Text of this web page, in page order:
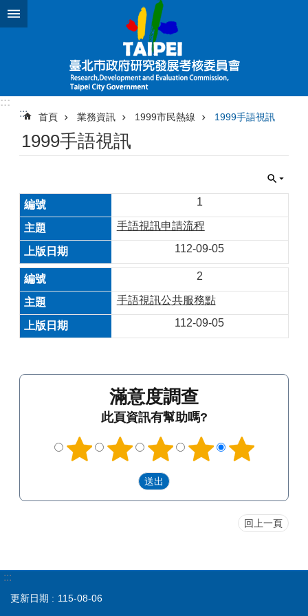
跳到主要內容區塊
:::
:::
首頁 業務資訊 1999市民熱線 1999手語視訊
1999手語視訊
1
手語視訊申請流程
112-09-05
2
手語視訊公共服務點
112-09-05
滿意度調查
此頁資訊有幫助嗎?
回上一頁
:::
更新日期 115-08-06